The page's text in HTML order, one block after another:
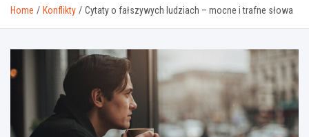
Home Konflikty Cytaty o fałszywych ludziach – mocne i trafne słowa